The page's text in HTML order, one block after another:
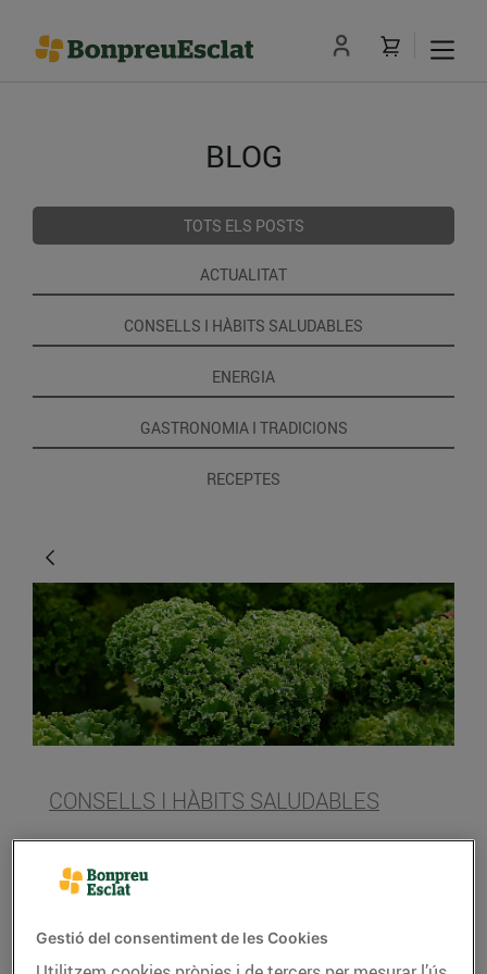
BLOG
TOTS ELS POSTS
ACTUALITAT
CONSELLS I HÀBITS SALUDABLES
ENERGIA
GASTRONOMIA I TRADICIONS
RECEPTES
CONSELLS I HÀBITS SALUDABLES
Propietats de la col Kale
26/d’abril/2018
Gestió del consentiment de les Cookies